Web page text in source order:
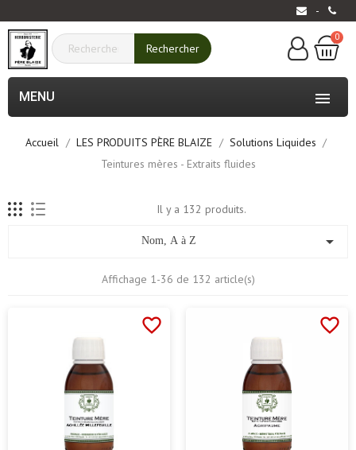
-
0
Rechercher

MENU
Accueil LES PRODUITS PÈRE BLAIZE
Solutions Liquides
Teintures mères - Extraits fluides
Il y a 132 produits.
Nom, A à Z 
Affichage 1-36 de 132 article(s)
favorite_border favorite_border